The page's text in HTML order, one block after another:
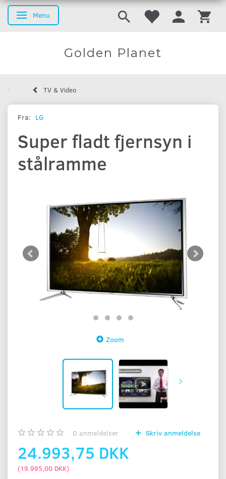
Skifte navigation
Menu
Golden Planet
TV & Video
Fra: LG
Super fladt fjernsyn i
stålramme
Zoom
0 anmeldelser Skriv anmeldelse
24.993,75 DKK
(19.995,00 DKK)